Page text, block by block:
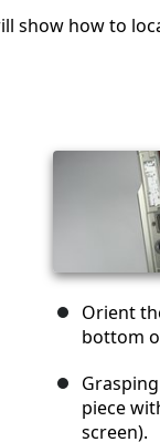
show how to
Orient
bottom
piece
screen).